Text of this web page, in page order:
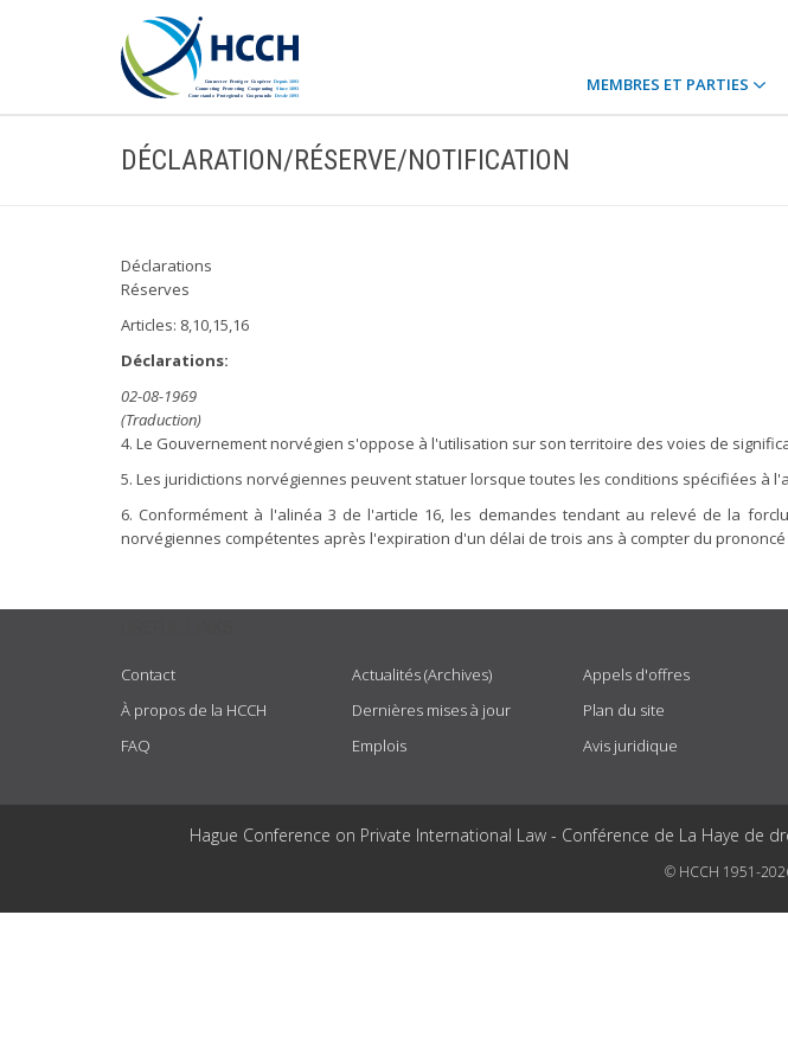
MEMBRES ET PARTIES
DÉCLARATION/RÉSERVE/NOTIFICATION
Déclarations
Réserves
Articles: 8,10,15,16
Déclarations:
02-08-1969
(Traduction)
4. Le Gouvernement norvégien s'oppose à l'utilisation sur son territoire des voies de
5. Les juridictions norvégiennes peuvent statuer lorsque toutes les conditions spécifiées à
6. Conformément à l'alinéa 3 de l'article 16, les demandes tendant au relevé de la
norvégiennes compétentes après l'expiration d'un délai de trois ans à compter du prononcé
Contact
À propos de la HCCH
FAQ
Actualités (Archives)
Dernières mises à jour
Emplois
Appels d'offres
Plan du site
Avis juridique
Hague Conference on Private International Law - Conférence de La Haye de
© HCCH 1951-